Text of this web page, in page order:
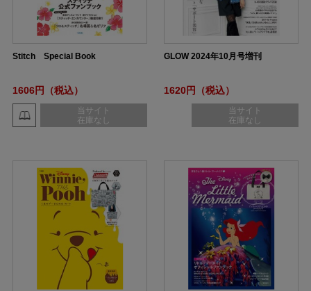
Stitch Special Book
1606円（税込）
当サイト
在庫なし
GLOW 2024年10月号増刊
1620円（税込）
当サイト
在庫なし